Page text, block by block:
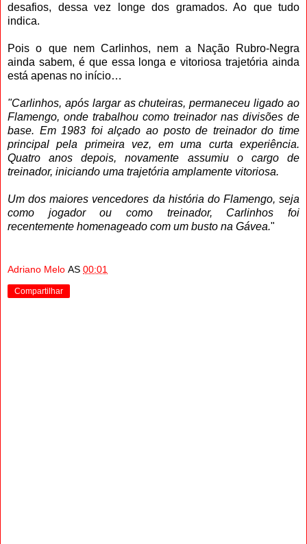
desafios, dessa vez longe dos gramados. Ao que tudo
indica.
Pois o que nem Carlinhos, nem a Nação Rubro-Negra
ainda sabem, é que essa longa e vitoriosa trajetória ainda
está apenas no início…
"Carlinhos, após largar as chuteiras, permaneceu ligado ao
Flamengo, onde trabalhou como treinador nas divisões de
base. Em 1983 foi alçado ao posto de treinador do time
principal pela primeira vez, em uma curta experiência.
Quatro anos depois, novamente assumiu o cargo de
treinador, iniciando uma trajetória amplamente vitoriosa.
Um dos maiores vencedores da história do Flamengo, seja
como jogador ou como treinador, Carlinhos foi
recentemente homenageado com um busto na Gávea."
Adriano Melo AS 00:01
Compartilhar